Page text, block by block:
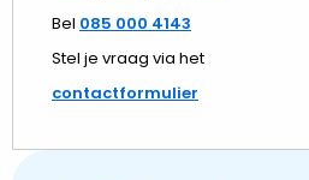
Bel 085 000 4143
Stel je vraag via het
contactformulier